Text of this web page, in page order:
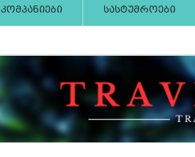
კომპანიები სასტუმროები